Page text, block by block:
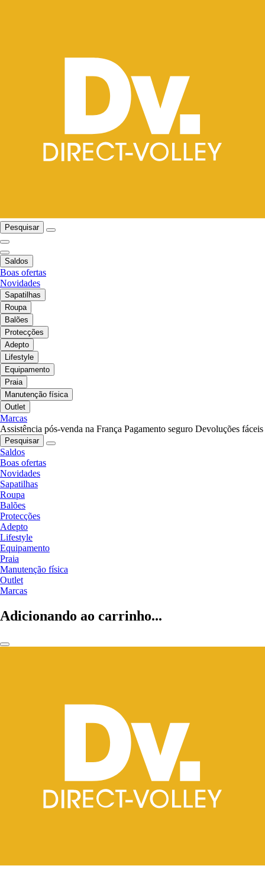
Pesquisar
Saldos
Boas ofertas
Novidades
Sapatilhas
Roupa
Balões
Protecções
Adepto
Lifestyle
Equipamento
Praia
Manutenção física
Outlet
Marcas
Assistência pós-venda na França Pagamento seguro Devoluções fáceis
Pesquisar
Saldos
Boas ofertas
Novidades
Sapatilhas
Roupa
Balões
Protecções
Adepto
Lifestyle
Equipamento
Praia
Manutenção física
Outlet
Marcas
Adicionando ao carrinho...